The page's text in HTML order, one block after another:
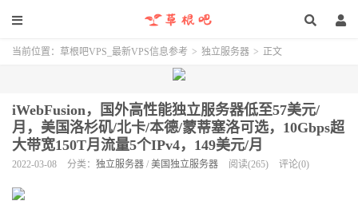
当前位置： 草根吧VPS_最新VPS信息参考 > 独立服务器 > 正文
iWebFusion，国外高性能独立服务器低至57美元/
月，美国洛杉矶/北卡/本德/蒙蒂塞洛可选，10Gbps超
大带宽150T月流量5个IPv4，149美元/月
2022-03-08 分类： 独立服务器 / 美国独立服务器 阅读(265) 评论(0)